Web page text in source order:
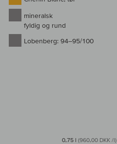
mineralsk
fyldig og rund
Lobenberg: 94–95/100
0,75 l (960,00 DKK /l)